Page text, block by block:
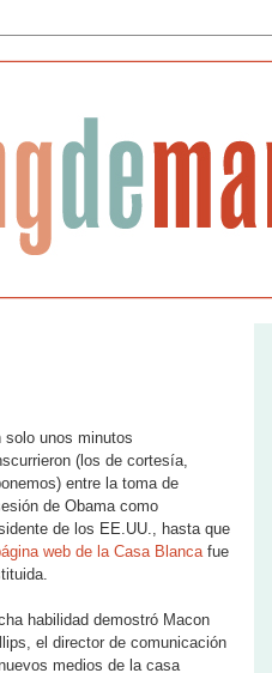
solo unos minutos
(los de cortesía,
entre la toma de
de Obama como
de los EE.UU., hasta que
web de la Casa Blancafue
habilidad demostró Macon
el director de comunicación
medios de la casa